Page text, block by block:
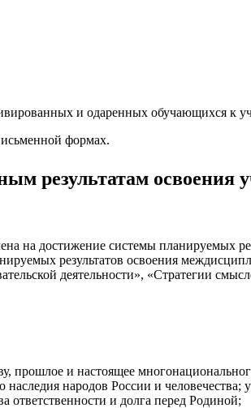
и одаренных обучающихся к
формах.
результатам освоения
на достижение системы планируемых
результатов освоения
деятельности», «Стратегии
прошлое и настоящее
народов России и
ответственности и долга перед Родиной;